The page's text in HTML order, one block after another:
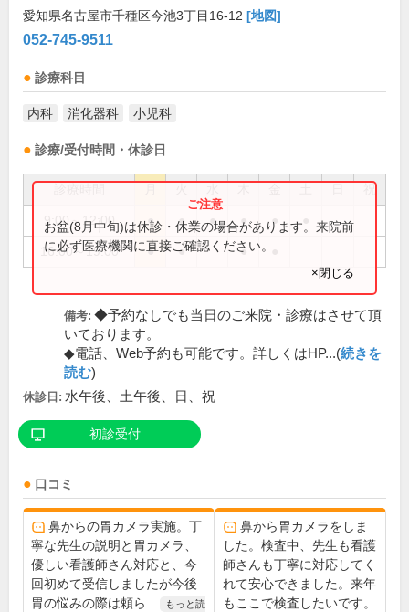
愛知県名古屋市千種区今池3丁目16-12 [地図]
052-745-9511
診療科目
内科 消化器科 小児科
診療/受付時間・休診日
祝
9:00～12:00 ● ● ● ● ●
16:00～19:00 ● ● ●
お盆(8月中旬)は休診・休業の場合があります。来院前
に必ず医療機関に直接ご確認ください。
×閉じる
備考: ◆予約なしでも当日のご来院・診療はさせて頂
いております。
◆電話、Web予約も可能です。詳しくはHP...(続きを
読む)
休診日: 水午後、土午後、日、祝
初診受付
口コミ
鼻からの胃カメラ実施。丁
寧な先生の説明と胃カメラ、
優しい看護師さん対応と、今
回初めて受信しましたが今後
胃の悩みの際は頼ら...
もっと読
鼻から胃カメラをしま
した。検査中、先生も看護
師さんも丁寧に対応してく
れて安心できました。来年
もここで検査したいです。